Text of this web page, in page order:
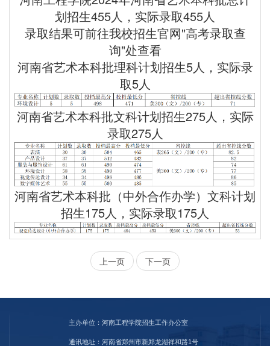
划招生455人，实际录取455人
录取结果可前往我校招生官网"高考录取查
询"处查看
河南省艺术本科批理科计划招生5人，实际录
取5人
河南省艺术本科批文科计划招生275人，实际
录取275人
河南省艺术本科批（中外合作办学）文科计划
招生175人，实际录取175人
上一页 下一页
主办单位：河南工程学院招生工作办公室
通讯地址：河南省郑州市新郑龙湖祥和路1号